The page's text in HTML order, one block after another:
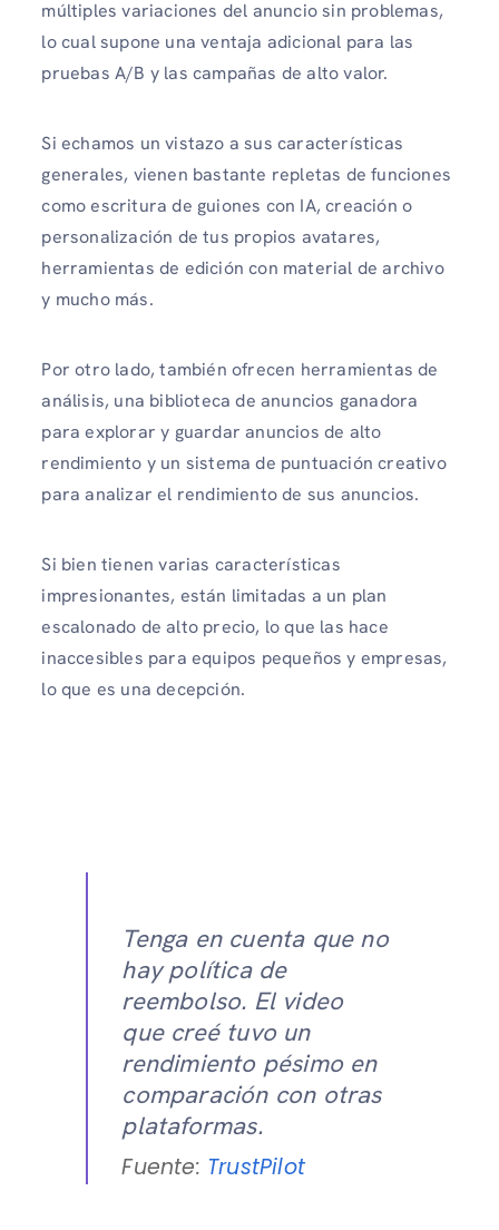
múltiples variaciones del anuncio sin problemas,
lo cual supone una ventaja adicional para las
pruebas A/B y las campañas de alto valor.
Si echamos un vistazo a sus características
generales, vienen bastante repletas de funciones
como escritura de guiones con IA, creación o
personalización de tus propios avatares,
herramientas de edición con material de archivo
y mucho más.
Por otro lado, también ofrecen herramientas de
análisis, una biblioteca de anuncios ganadora
para explorar y guardar anuncios de alto
rendimiento y un sistema de puntuación creativo
para analizar el rendimiento de sus anuncios.
Si bien tienen varias características
impresionantes, están limitadas a un plan
escalonado de alto precio, lo que las hace
inaccesibles para equipos pequeños y empresas,
lo que es una decepción.
Tenga en cuenta que no
hay política de
reembolso. El video
que creé tuvo un
rendimiento pésimo en
comparación con otras
plataformas.
Fuente: TrustPilot